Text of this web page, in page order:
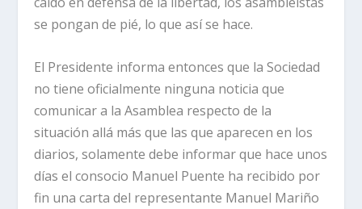
se pongan de pié, lo que así se hace.
El Presidente informa entonces que la Sociedad
no tiene oficialmente ninguna noticia que
comunicar a la Asamblea respecto de la
situación allá más que las que aparecen en los
diarios, solamente debe informar que hace unos
días el consocio Manuel Puente ha recibido por
fin una carta del representante Manuel Mariño